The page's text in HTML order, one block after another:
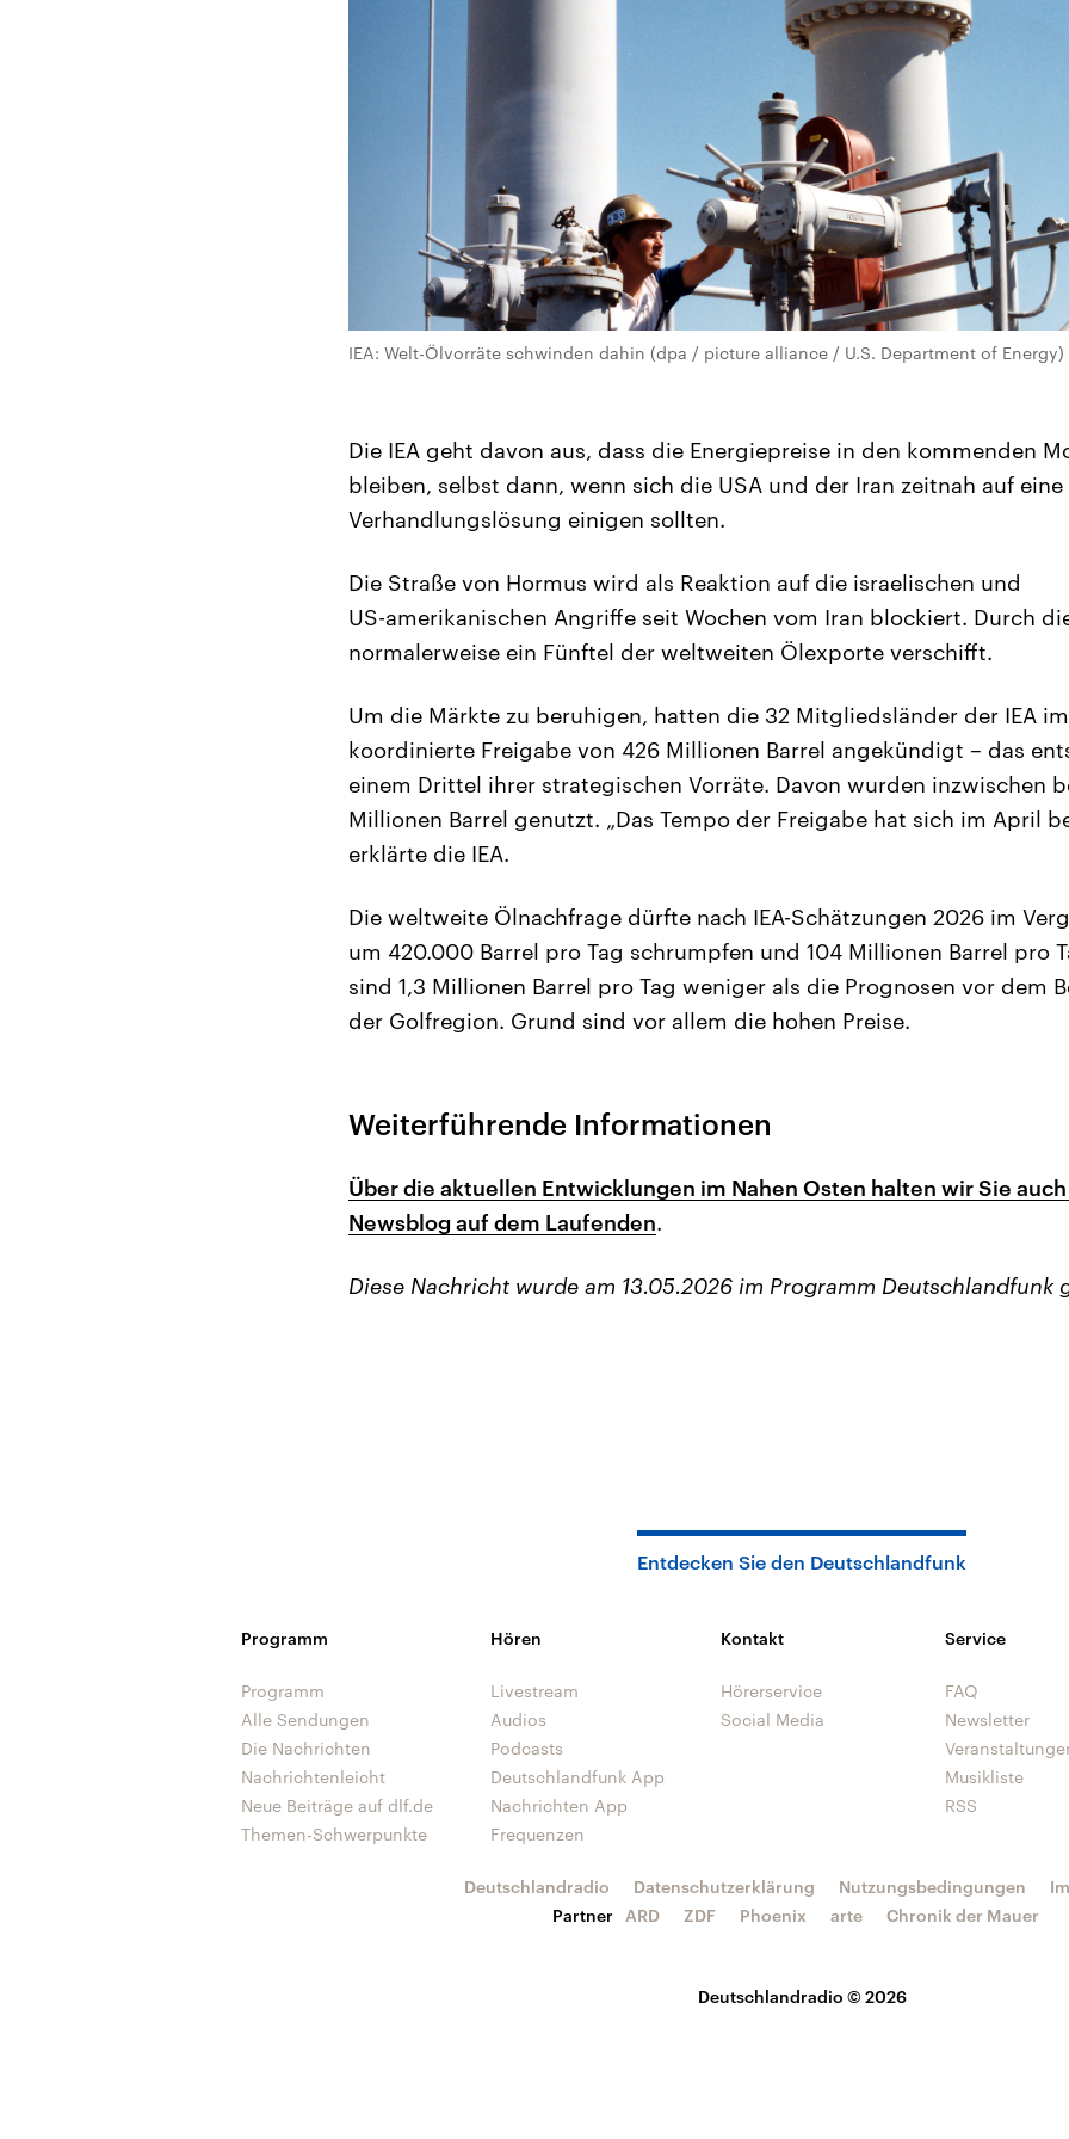
IEA: Welt-Ölvorräte schwinden dahin (dpa / picture alliance / U.S. Department of Energy)
Die IEA geht davon aus, dass die Energiepreise in den kommenden
bleiben, selbst dann, wenn sich die USA und der Iran zeitnah auf eine
Verhandlungslösung einigen sollten.
Die Straße von Hormus wird als Reaktion auf die israelischen und
US-amerikanischen Angriffe seit Wochen vom Iran blockiert. Durch
normalerweise ein Fünftel der weltweiten Ölexporte verschifft.
Um die Märkte zu beruhigen, hatten die 32 Mitgliedsländer der IEA
koordinierte Freigabe von 426 Millionen Barrel angekündigt – das
einem Drittel ihrer strategischen Vorräte. Davon wurden inzwischen
Millionen Barrel genutzt. „Das Tempo der Freigabe hat sich im April
erklärte die IEA.
Die weltweite Ölnachfrage dürfte nach IEA-Schätzungen 2026 im
um 420.000 Barrel pro Tag schrumpfen und 104 Millionen Barrel pro
sind 1,3 Millionen Barrel pro Tag weniger als die Prognosen vor dem
der Golfregion. Grund sind vor allem die hohen Preise.
Weiterführende Informationen
Über die aktuellen Entwicklungen im Nahen Osten halten wir Sie
Newsblog auf dem Laufenden.
Diese Nachricht wurde am 13.05.2026 im Programm Deutschlandfunk
Entdecken Sie den Deutschlandfunk
Programm
Programm
Alle Sendungen
Die Nachrichten
Nachrichtenleicht
Neue Beiträge auf dlf.de
Themen-Schwerpunkte
Hören
Livestream
Audios
Podcasts
Deutschlandfunk App
Nachrichten App
Frequenzen
Kontakt
Hörerservice
Social Media
Service
FAQ
Newsletter
Musikliste
RSS
Deutschlandradio © 2026
Deutschlandradio Datenschutzerklärung Nutzungsbedingungen
Partner
ARD ZDF Phoenix arte Chronik der Mauer